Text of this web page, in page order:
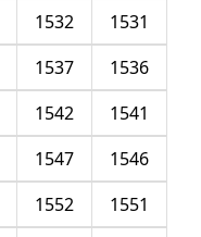
1531
1532
1536
1537
1541
1542
1546
1547
1551
1552